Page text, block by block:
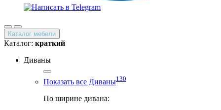
Каталог мебели
Каталог: краткий
Диваны
Показать все Диваны130
По ширине дивана: